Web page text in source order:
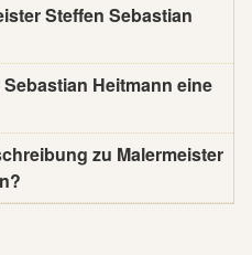
Steffen Sebastian
Heitmann eine
zu Malermeister